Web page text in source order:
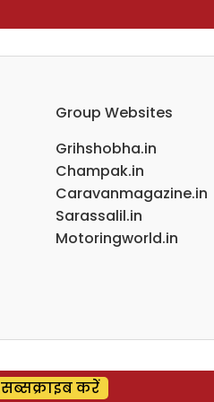
Group Websites
Grihshobha.in
Champak.in
Caravanmagazine.in
Sarassalil.in
Motoringworld.in
सब्सक्राइब करें